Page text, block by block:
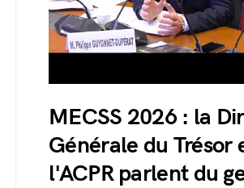
MECSS 2026 : la
Générale du Trésor
l'ACPR parlent du